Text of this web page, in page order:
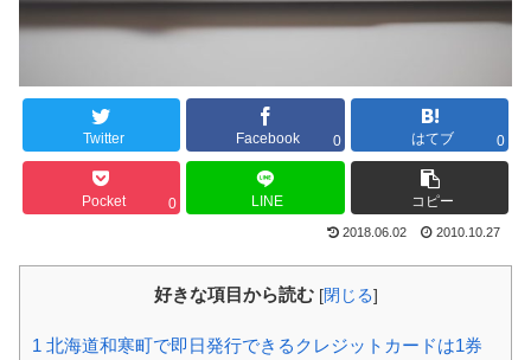
Twitter Facebook 0 はてブ 0
Pocket 0 LINE コピー
2018.06.02 2010.10.27
好きな項目から読む [閉じる]
1 北海道和寒町で即日発行できるクレジットカードは1券